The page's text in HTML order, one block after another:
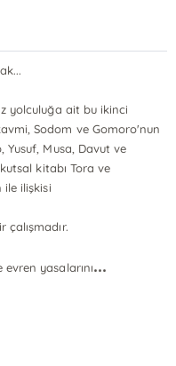
yolculuğa ait bu ikinci
Sodom ve Gomoro'nun
Yusuf, Musa, Davut ve
kitabı Tora ve
ile ilişkisi
çalışmadır.
yasalarını...